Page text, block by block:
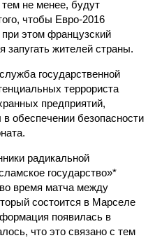
не менее, будут
чтобы Евро-2016
этом французский
запугать жителей страны.
государственной
террориста
предприятий,
обеспечении безопасности
радикальной
государство»*
во время матча между
состоится в Марселе
появилась в
что это связано с тем